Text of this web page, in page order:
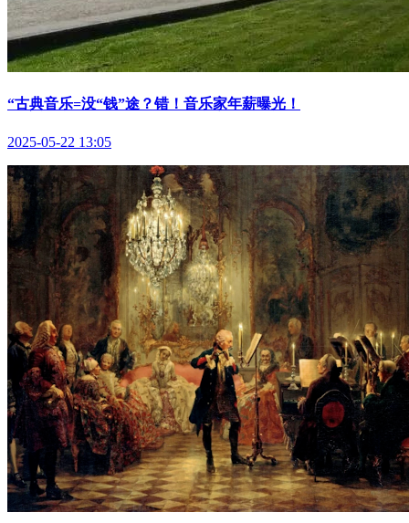
“古典音乐=没“钱”途？错！音乐家年薪曝光！
2025-05-22 13:05